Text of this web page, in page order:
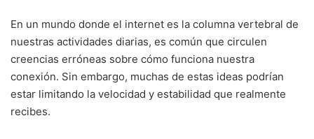
En un mundo donde el internet es la columna vertebral de
nuestras actividades diarias, es común que circulen
creencias erróneas sobre cómo funciona nuestra
conexión. Sin embargo, muchas de estas ideas podrían
estar limitando la velocidad y estabilidad que realmente
recibes.